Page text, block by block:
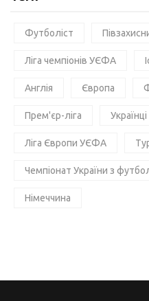
Футболіст
Ліга чемпіонів УЄФА
Англія Європа
Прем'єр-ліга Українці
Ліга Європи УЄФА
Чемпіонат України з
Німеччина